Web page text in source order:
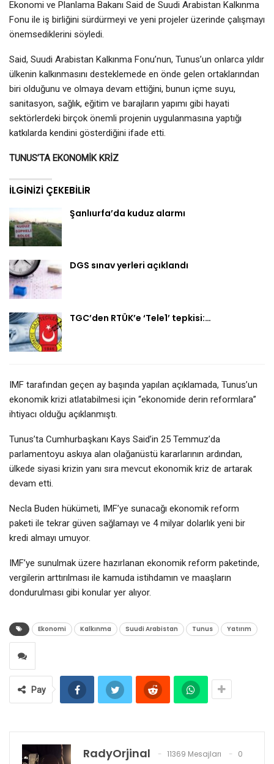
Ekonomi ve Planlama Bakanı Said de Suudi Arabistan Kalkınma
Fonu ile iş birliğini sürdürmeyi ve yeni projeler üzerinde çalışmayı
önemsediklerini söyledi.
Said, Suudi Arabistan Kalkınma Fonu’nun, Tunus’un onlarca yıldır
ülkenin kalkınmasını desteklemede en önde gelen ortaklarından
biri olduğunu ve olmaya devam ettiğini, bunun içme suyu,
sanitasyon, sağlık, eğitim ve barajların yapımı gibi hayati
sektörlerdeki birçok önemli projenin uygulanmasına yaptığı
katkılarda kendini gösterdiğini ifade etti.
TUNUS’TA EKONOMİK KRİZ
İLGINIZI ÇEKEBILIR
Şanlıurfa’da kuduz alarmı
DGS sınav yerleri açıklandı
TGC’den RTÜK’e ‘Tele1’ tepkisi:…
IMF tarafından geçen ay başında yapılan açıklamada, Tunus’un
ekonomik krizi atlatabilmesi için “ekonomide derin reformlara”
ihtiyacı olduğu açıklanmıştı.
Tunus’ta Cumhurbaşkanı Kays Said’in 25 Temmuz’da
parlamentoyu askıya alan olağanüstü kararlarının ardından,
ülkede siyasi krizin yanı sıra mevcut ekonomik kriz de artarak
devam etti.
Necla Buden hükümeti, IMF’ye sunacağı ekonomik reform
paketi ile tekrar güven sağlamayı ve 4 milyar dolarlık yeni bir
kredi almayı umuyor.
IMF’ye sunulmak üzere hazırlanan ekonomik reform paketinde,
vergilerin arttırılması ile kamuda istihdamın ve maaşların
dondurulması gibi konular yer alıyor.
Ekonomi Kalkınma Suudi Arabistan Tunus Yatırım
Pay
RadyOrjinal 11369 Mesajları
0